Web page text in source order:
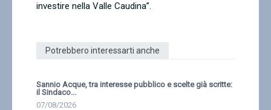
investire nella Valle Caudina”.
Potrebbero interessarti anche
Sannio Acque, tra interesse pubblico e scelte già scritte:
il Sindaco...
07/08/2026